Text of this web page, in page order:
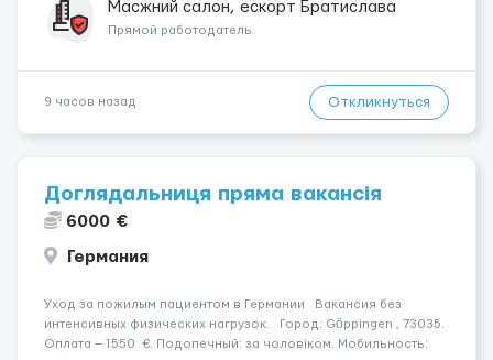
конфіденційність і професійну підтримку. Працюємо офіційно,
поважаємо особ...
Масжний салон, ескорт Братислава
Прямой работодатель
9 часов назад Откликнуться
Доглядальниця пряма вакансія
6000 €
Германия
Уход за пожилым пациентом в Германии Вакансия без
интенсивных физических нагрузок. Город: Göppingen , 73035.
Оплата — 1550 €. Подопечный: за чоловіком. Мобильность: